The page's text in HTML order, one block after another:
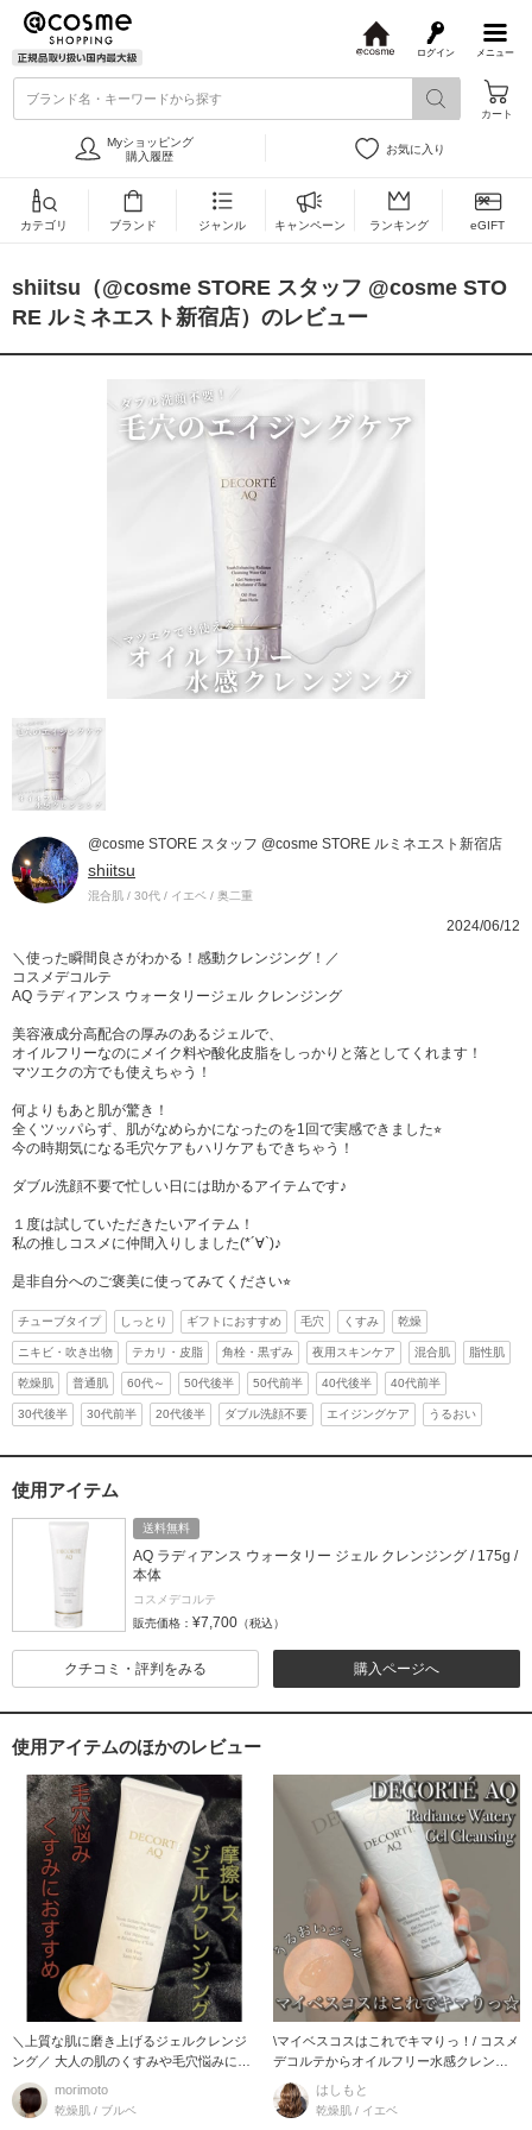
メニュー
ログイン
s
ブランド名・キーワードから探す
カート
Myショッピング
購入履歴
お気に入り
カテゴリ ブランド ジャンル キャンペーン ランキング eGIFT
shiitsu（@cosme STORE スタッフ @cosme STO
RE ルミネエスト新宿店）のレビュー
@cosme STORE スタッフ @cosme STORE ルミネエスト新宿店
shiitsu
混合肌 / 30代 / イエベ / 奥二重
2024/06/12
＼使った瞬間良さがわかる！感動クレンジング！／
コスメデコルテ
AQ ラディアンス ウォータリージェル クレンジング
美容液成分高配合の厚みのあるジェルで、
オイルフリーなのにメイク料や酸化皮脂をしっかりと落としてくれます！
マツエクの方でも使えちゃう！
何よりもあと肌が驚き！
全くツッパらず、肌がなめらかになったのを1回で実感できました⭐︎
今の時期気になる毛穴ケアもハリケアもできちゃう！
ダブル洗顔不要で忙しい日には助かるアイテムです♪
１度は試していただきたいアイテム！
私の推しコスメに仲間入りしました(*´∀`)♪
是非自分へのご褒美に使ってみてください⭐︎
チューブタイプ しっとり ギフトにおすすめ 毛穴 くすみ 乾燥
ニキビ・吹き出物 テカリ・皮脂 角栓・黒ずみ 夜用スキンケア 混合肌 脂性肌
乾燥肌 普通肌 60代～ 50代後半 50代前半 40代後半 40代前半
30代後半 30代前半 20代後半 ダブル洗顔不要 エイジングケア うるおい
使用アイテム
送料無料
AQ ラディアンス ウォータリー ジェル クレンジング / 175g /
本体
コスメデコルテ
販売価格： ¥7,700 （税込）
購入ページへ
クチコミ・評判をみる
使用アイテムのほかのレビュー
＼上質な肌に磨き上げるジェルクレンジ
ング／ 大人の肌のくすみや毛穴悩みにお
すすめの ジェ
morimoto
乾燥肌 / ブルベ
\マイベスコスはこれでキマりっ！/ コスメ
デコルテからオイルフリー水感クレンジ
ングが登場
はしもと
乾燥肌 / イエベ